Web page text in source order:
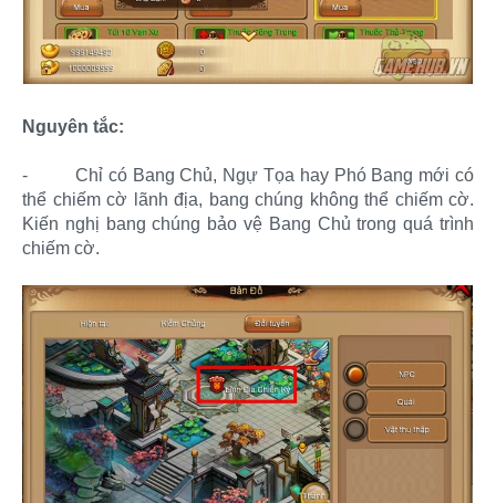
Nguyên tắc:
-
Chỉ có Bang Chủ, Ngự Tọa hay Phó Bang mới có
thể chiếm cờ lãnh địa, bang chúng không thể chiếm cờ.
Kiến nghị bang chúng bảo vệ Bang Chủ trong quá trình
chiếm cờ.